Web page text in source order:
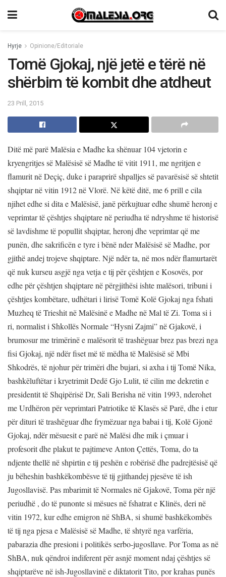
Hyrje Opinione/Editoriale
Tomë Gjokaj, një jetë e tërë në
shërbim të kombit dhe atdheut
23 Prill, 2015
Ditë më parë Malësia e Madhe ka shënuar 104 vjetorin e
kryengritjes së Malësisë së Madhe të vitit 1911, me ngritjen e
flamurit në Deçiç, duke i paraprirë shpalljes së pavarësisë së shtetit
shqiptar në vitin 1912 në Vlorë. Në këtë ditë, me 6 prill e cila
njihet edhe si dita e Malësisë, janë përkujtuar edhe shumë heronj e
veprimtar të çështjes shqiptare në periudha të ndryshme të historisë
së lavdishme të popullit shqiptar, heronj dhe veprimtar që me
punën, dhe sakrificën e tyre i bënë nder Malësisë së Madhe, por
gjithë andej trojeve shqiptare. Një ndër ta, në mos ndër flamurtarët
që nuk kurseu asgjë nga vetja e tij për çështjen e Kosovës, por
edhe për çështjen shqiptare në përgjithësi ishte malësori, tribuni i
çështjes kombëtare, udhëtari i lirisë Tomë Kolë Gjokaj nga fshati
Muzheq të Trieshit në Malësinë e Madhe në Mal të Zi. Toma si i
ri, normalist i Shkollës Normale “Hysni Zajmi” në Gjakovë, i
brumosur me trimërinë e malësorit të trashëguar brez pas brezi nga
fisi Gjokaj, një ndër fiset më të mëdha të Malësisë së Mbi
Shkodrës, të njohur për trimëri dhe bujari, si axha i tij Tomë Nika,
bashkëluftëtar i kryetrimit Dedë Gjo Lulit, të cilin me dekretin e
presidentit të Shqipërisë Dr, Sali Berisha në vitin 1993, nderohet
me Urdhëron për veprimtari Patriotike të Klasës së Parë, dhe i etur
për dituri të trashëguar dhe frymëzuar nga babai i tij, Kolë Gjonë
Gjokaj, ndër mësuesit e parë në Malësi dhe mik i çmuar i
profesorit dhe plakut te pajtimeve Anton Çettës, Toma, do ta
ndjente thellë në shpirtin e tij peshën e robërisë dhe padrejtësisë që
ju bëheshin bashkëkombësve të tij gjithandej pjesëve të ish
Jugosllavisë. Pas mbarimit të Normales në Gjakovë, Toma për një
periudhë , do të punonte si mësues në fshatrat e Klinës, deri në
vitin 1972, kur edhe emigron në ShBA, si shumë bashkëkombës
të tij nga pjesa e Malësisë së Madhe, të shtyrë nga varfëria,
pabarazia dhe presioni i politikës serbo-jugosllave. Por Toma as në
ShBA, nuk qëndroi indiferent për asnjë moment ndaj çështjes së
shqiptarëve në ish-Jugosllavinë e diktatorit Tito, por krahas punës